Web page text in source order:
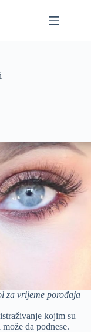
za vrijeme porođaja –
kojim su
da podnese.